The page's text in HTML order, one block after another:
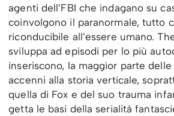
agenti dell’FBI che indagano su
coinvolgono il paranormale, tutto
riconducibile all’essere umano.
sviluppa ad episodi per lo più
inseriscono, la maggior parte
accenni alla storia verticale,
quella di Fox e del suo trauma
getta le basi della serialità